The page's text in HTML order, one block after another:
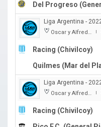
Del Progreso
Liga Argentina -
Oscar y Alfredo Barca |
Racing (Chivilcoy)
Quilmes (Mar del
Liga Argentina -
Oscar y Alfredo Barca |
Racing (Chivilcoy)